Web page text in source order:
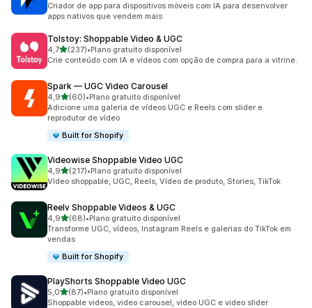
Criador de app para dispositivos móveis com IA para desenvolver
apps nativos que vendem mais
Tolstoy: Shoppable Video & UGC
4,7de 5 estrelas
(237)
237 avaliações ao todo
•Plano gratuito disponível
Crie conteúdo com IA e vídeos com opção de compra para a vitrine.
Spark — UGC Video Carousel
4,9de 5 estrelas
(60)
60 avaliações ao todo
•Plano gratuito disponível
Adicione uma galeria de vídeos UGC e Reels com slider e
reprodutor de vídeo
Built for Shopify
Videowise Shoppable Video UGC
4,9de 5 estrelas
(217)
217 avaliações ao todo
•Plano gratuito disponível
Vídeo shoppable, UGC, Reels, Vídeo de produto, Stories, TikTok
Reelv Shoppable Videos & UGC
4,9de 5 estrelas
(68)
68 avaliações ao todo
•Plano gratuito disponível
Transforme UGC, vídeos, Instagram Reels e galerias do TikTok em
vendas
Built for Shopify
PlayShorts Shoppable Video UGC
5,0de 5 estrelas
(87)
87 avaliações ao todo
•Plano gratuito disponível
Shoppable videos, video carousel, video UGC e video slider